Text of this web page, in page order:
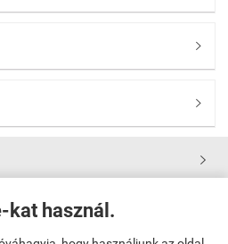
kat használ.


